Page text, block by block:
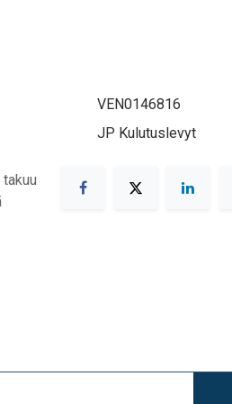
VEN0146816
JP Kulutuslevyt